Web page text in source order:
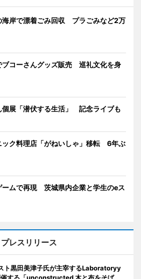
海岸で漂着ごみ回収 プラごみなど2万
ブコーさんグッズ販売 巡礼文化を身
個展「潜伏する生活」 記念ライブも
ック料理店「がねいしゃ」移転 6年ぶ
ームで再現 茨城県内企業と学生のeス
プレスリリース
ト黒田美津子氏が主宰するLaboratoryy